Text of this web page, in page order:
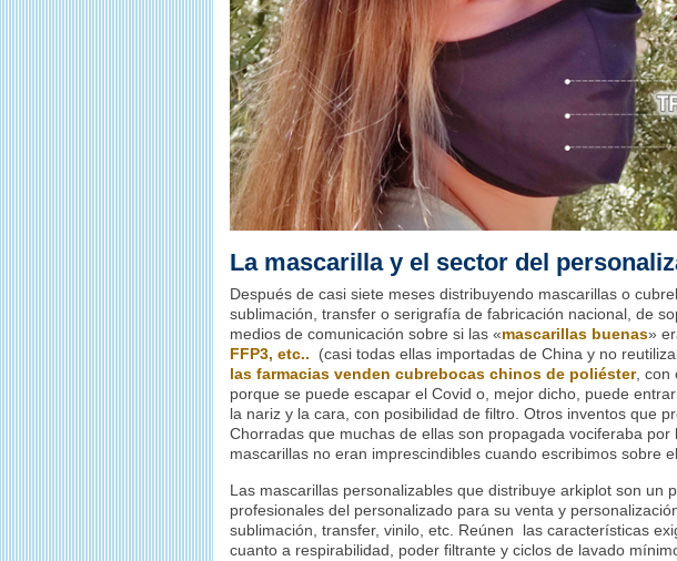
La mascarilla y el sector del
Después de casi siete meses distribuyendo mascarillas o
sublimación, transfer o serigrafía de fabricación nacional, de
medios de comunicación sobre si las «mascarillas buenas»
FFP3, etc..
(casi todas ellas importadas de China y no
las farmacias venden cubrebocas chinos de poliéster, con
porque se puede escapar el Covid o, mejor dicho, puede
la nariz y la cara, con posibilidad de filtro. Otros inventos que
Chorradas que muchas de ellas son propagada vociferaba
mascarillas no eran imprescindibles cuando escribimos sobre
Las mascarillas personalizables que distribuye arkiplot son un
profesionales del personalizado para su venta y
sublimación, transfer, vinilo, etc. Reúnen las características
cuanto a respirabilidad, poder filtrante y ciclos de lavado